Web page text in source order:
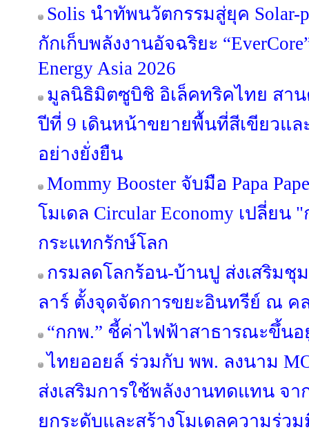
Solis นำทัพนวัตกรรมสู่ยุค Solar-
กักเก็บพลังงานอัจฉริยะ
Energy Asia 2026
มูลนิธิมิตซูบิชิ อิเล็คทริคไทย สา
ปีที่ 9 เดินหน้าขยายพื้นที่สีเขียวแ
อย่างยั่งยืน
Mommy Booster จับมือ Papa
โมเดล Circular Economy เปลี่ยน
กระแทกรักษ์โลก
กรมลดโลกร้อน-บ้านปู ส่งเสริม
ลาร์ ตั้งจุดจัดการขยะอินทรีย์ ณ ค
“กกพ.” ชี้ค่าไฟฟ้าสาธารณะขึ้น
ไทยออยล์ ร่วมกับ พพ. ลงนาม
ส่งเสริมการใช้พลังงานทดแทน จ
ยกระดับและสร้างโมเดลความร่ว